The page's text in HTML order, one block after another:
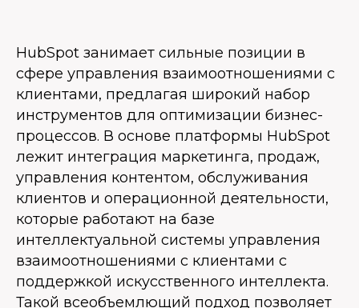
HubSpot занимает сильные позиции в
сфере управления взаимоотношениями с
клиентами, предлагая широкий набор
инструментов для оптимизации бизнес-
процессов. В основе платформы HubSpot
лежит интеграция маркетинга, продаж,
управления контентом, обслуживания
клиентов и операционной деятельности,
которые работают на базе
интеллектуальной системы управления
взаимоотношениями с клиентами с
поддержкой искусственного интеллекта.
Такой всеобъемлющий подход позволяет